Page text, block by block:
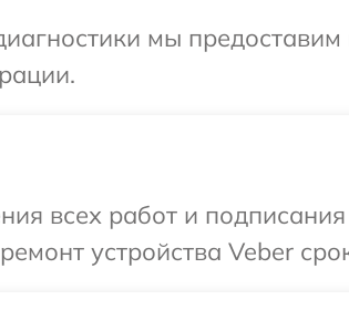
мы
всех работ и
устройства Veber